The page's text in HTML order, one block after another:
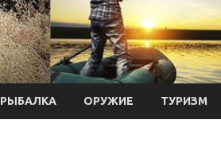
РЫБАЛКА ОРУЖИЕ ТУРИЗМ